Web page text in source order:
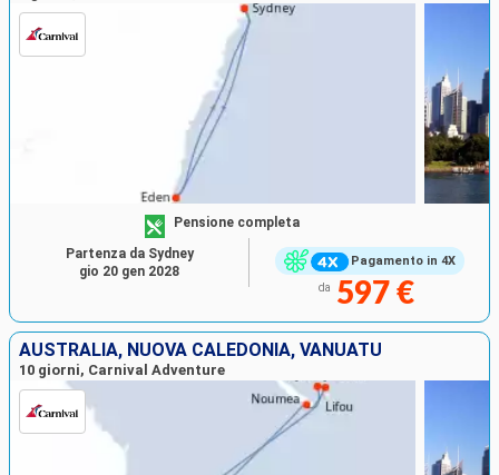
Pagamento in 4X
Pensione completa
da 597 €
Partenza da Sydney
gio 20 gen 2028
AUSTRALIA, NUOVA CALEDONIA, VANUATU
10 giorni, Carnival Adventure